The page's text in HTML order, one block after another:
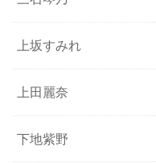
上坂すみれ
上田麗奈
下地紫野